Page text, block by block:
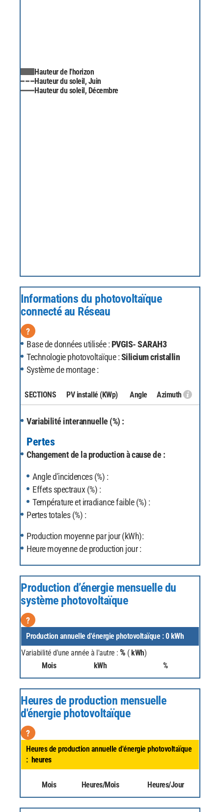
Hauteur de l'horizon
Hauteur du soleil, Juin
Hauteur du soleil, Décembre
Informations du photovoltaïque
connecté au Réseau
?
Base de données utilisée : PVGIS- SARAH3
Technologie photovoltaïque :Silicium cristallin
Système de montage :
SECTIONS PV installé (KWp) Angle Azimuth
Variabilité interannuelle (%) :
Pertes
Changement de la production à cause de :
Angle d'incidences (%) :
Effets spectraux (%) :
Température et irradiance faible (%) :
Pertes totales (%) :
Production moyenne par jour (kWh):
Heure moyenne de production jour :
Production d’énergie mensuelle du
système photovoltaïque
?
Production annuelle d'énergie photovoltaïque :0kWh
Variabilité d'une année à l'autre : % (kWh)
Mois
kWh %
Heures de production mensuelle
d'énergie photovoltaïque
?
Heures de production annuelle d'énergie photovoltaïque
: heures
Mois Heures/Mois Heures/Jour